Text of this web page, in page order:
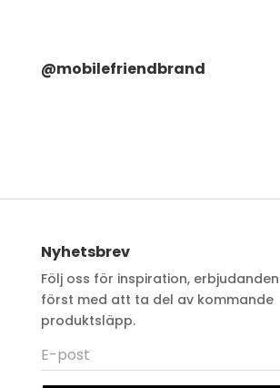
@mobilefriendbrand
Nyhetsbrev
Följ oss för inspiration,
först med att ta del av kommande
produktsläpp.